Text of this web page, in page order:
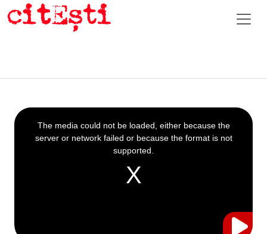
This
is
a
The media could not be loaded, either because the
server or network failed or because the format is not
supported.